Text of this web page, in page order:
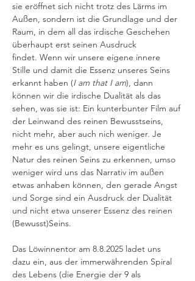
sie eröffnet sich nicht trotz des Lärms im
Außen, sondern ist die Grundlage und der
Raum, in dem all das irdische Geschehen
überhaupt erst seinen Ausdruck
findet. Wenn wir unsere eigene innere
Stille und damit die Essenz unseres Seins
erkannt haben (I am that I am), dann
können wir die irdische Dualität als das
sehen, was sie ist: Ein kunterbunter Film auf
der Leinwand des reinen Bewusstseins,
nicht mehr, aber auch nich weniger. Je
mehr es uns gelingt, unsere eigentliche
Natur des reinen Seins zu erkennen, umso
weniger wird uns das Narrativ im außen
etwas anhaben können, den gerade Angst
und Sorge sind ein Ausdruck der Dualität
und nicht etwa unserer Essenz des reinen
(Bewusst)Seins.
Das Löwinnentor am 8.8.2025 ladet uns
dazu ein, aus der immerwährenden Spiral
des Lebens (die Energie der 9 als